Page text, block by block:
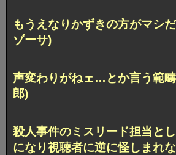
もうえなりかずきの方がマシ
ゾーサ)
声変わりがねェ…とか言う範
郎)
殺人事件のミスリード担当と
になり視聴者に逆に怪しまれ